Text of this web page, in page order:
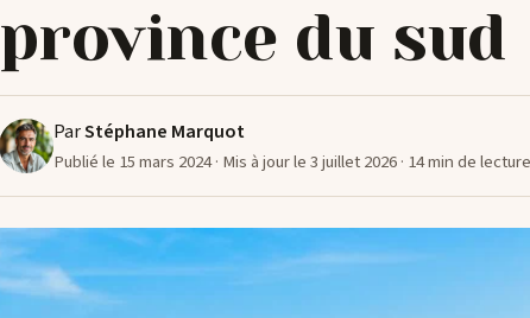
province du sud
ParStéphane Marquot
Publié le 15 mars 2024· Mis à jour le 3 juillet 2026· 14 min de lecture